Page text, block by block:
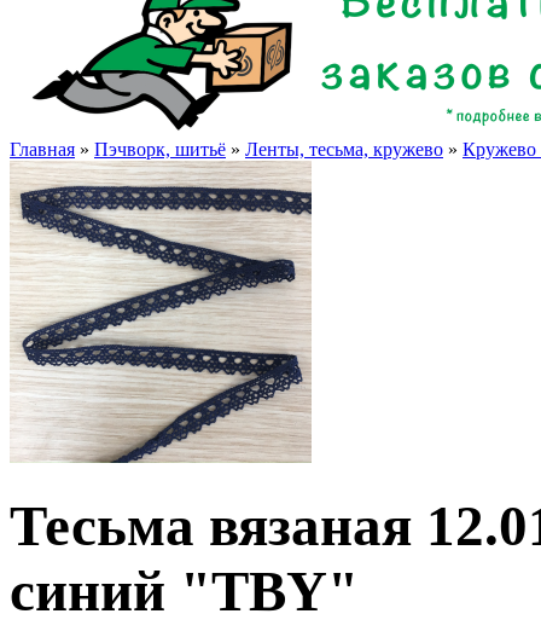
Главная » Пэчворк, шитьё » Ленты, тесьма, кружево » Кружево
Тесьма вязаная
синий "TBY"